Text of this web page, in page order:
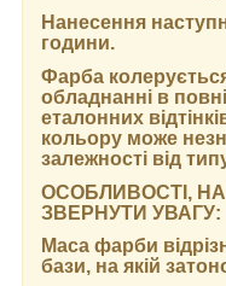
Нанесення
години.
Фарба
обладнанні в
еталонних
кольору може
залежності від
ОСОБЛИВОСТІ,
ЗВЕРНУТИ УВАГУ:
Маса фарби
бази, на якій